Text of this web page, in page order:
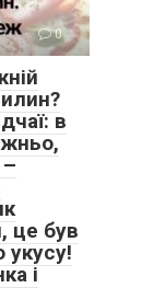
0
в
–
це був
укусу!
і